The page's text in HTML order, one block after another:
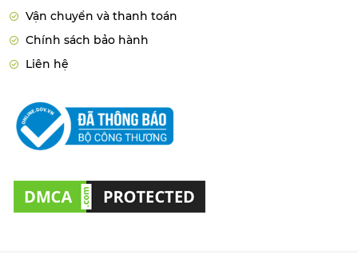
Vận chuyển và thanh toán
Chính sách bảo hành
Liên hệ